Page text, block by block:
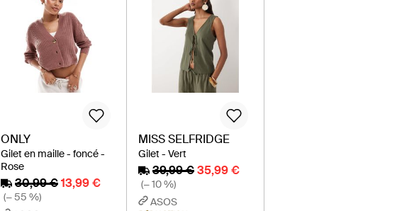
ONLY
Gilet en maille - foncé -
Rose
30,99 € 13,99 €
(− 55 %)
MISS SELFRIDGE
Gilet - Vert
39,99 €35,99 €
(− 10 %)
ASOS